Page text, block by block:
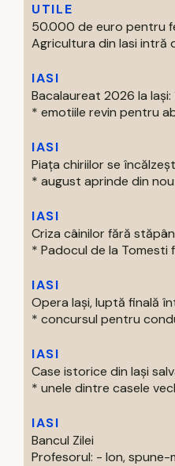
UTILE
50.000 de euro pentru
Agricultura din Iasi intră
IASI
Bacalaureat 2026 la
* emotiile revin pentru
IASI
Piața chiriilor se
* august aprinde din
IASI
Criza câinilor fără
* Padocul de la Tomesti
IASI
Opera Iași, luptă finală
* concursul pentru
IASI
Case istorice din Iași
* unele dintre casele
IASI
Bancul Zilei
Profesorul: - Ion, spune-